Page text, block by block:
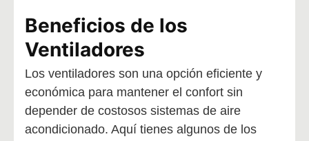
Beneficios de los
Ventiladores
Los ventiladores son una opción eficiente y
económica para mantener el confort sin
depender de costosos sistemas de aire
acondicionado. Aquí tienes algunos de los